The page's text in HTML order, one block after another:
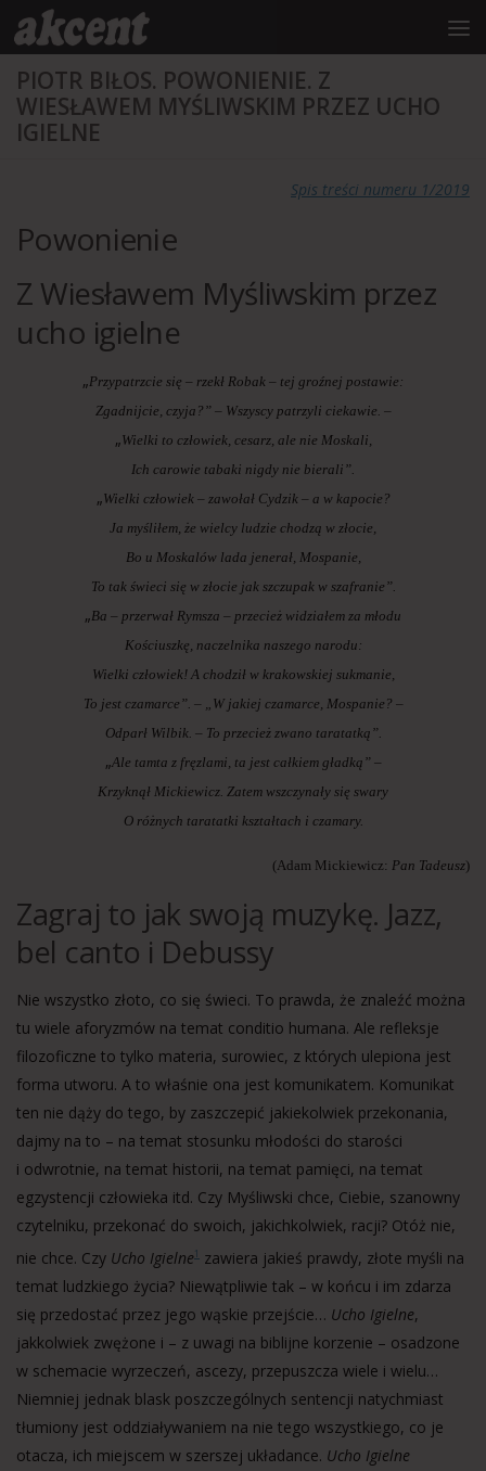
treści
Przejdź do treści
PIOTR BIŁOS. POWONIENIE. Z
WIESŁAWEM MYŚLIWSKIM PRZEZ UCHO
IGIELNE
Spis treści numeru 1/2019
Powonienie
Z Wiesławem Myśliwskim przez
ucho igielne
„Przypatrzcie się – rzekł Robak – tej groźnej postawie:
Zgadnijcie, czyja?” – Wszyscy patrzyli ciekawie. –
„Wielki to człowiek, cesarz, ale nie Moskali,
Ich carowie tabaki nigdy nie bierali”.
„Wielki człowiek – zawołał Cydzik – a w kapocie?
Ja myśliłem, że wielcy ludzie chodzą w złocie,
Bo u Moskalów lada jenerał, Mospanie,
To tak świeci się w złocie jak szczupak w szafranie”.
„Ba – przerwał Rymsza – przecież widziałem za młodu
Kościuszkę, naczelnika naszego narodu:
Wielki człowiek! A chodził w krakowskiej sukmanie,
To jest czamarce”. – „W jakiej czamarce, Mospanie? –
Odparł Wilbik. – To przecież zwano taratatką”.
„Ale tamta z fręzlami, ta jest całkiem gładką” –
Krzyknął Mickiewicz. Zatem wszczynały się swary
O różnych taratatki kształtach i czamary.
(Adam Mickiewicz: Pan Tadeusz)
Zagraj to jak swoją muzykę. Jazz,
bel canto i Debussy
Nie wszystko złoto, co się świeci. To prawda, że znaleźć można
tu wiele aforyzmów na temat conditio humana. Ale refleksje
filozoficzne to tylko materia, surowiec, z których ulepiona jest
forma utworu. A to właśnie ona jest komunikatem. Komunikat
ten nie dąży do tego, by zaszczepić jakiekolwiek przekonania,
dajmy na to – na temat stosunku młodości do starości
i odwrotnie, na temat historii, na temat pamięci, na temat
egzystencji człowieka itd. Czy Myśliwski chce, Ciebie, szanowny
czytelniku, przekonać do swoich, jakichkolwiek, racji? Otóż nie,
nie chce. Czy Ucho Igielne1 zawiera jakieś prawdy, złote myśli na
temat ludzkiego życia? Niewątpliwie tak – w końcu i im zdarza
się przedostać przez jego wąskie przejście… Ucho Igielne,
jakkolwiek zwężone i – z uwagi na biblijne korzenie – osadzone
w schemacie wyrzeczeń, ascezy, przepuszcza wiele i wielu…
Niemniej jednak blask poszczególnych sentencji natychmiast
tłumiony jest oddziaływaniem na nie tego wszystkiego, co je
otacza, ich miejscem w szerszej układance. Ucho Igielne